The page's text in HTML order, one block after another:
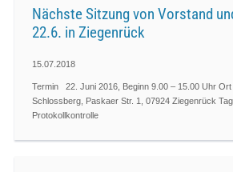
Nächste Sitzung von Vorstand
22.6. in Ziegenrück
15.07.2018
Termin 22. Juni 2016, Beginn 9.00 – 15.00 Uhr
Schlossberg, Paskaer Str. 1, 07924 Ziegenrück
Protokollkontrolle